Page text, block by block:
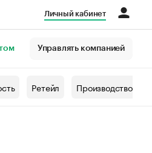
Личный кабинет
Управлять компанией
Ретейл Производство